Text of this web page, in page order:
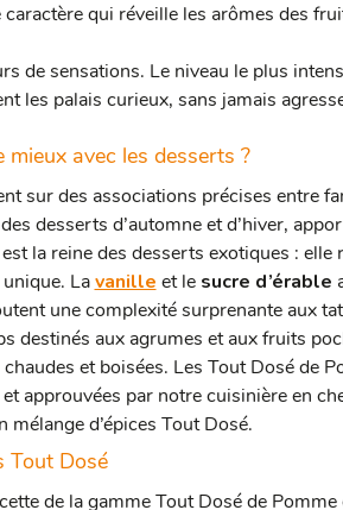
qui réveille les arômes des
de sensations. Le niveau le plus
les palais curieux, sans jamais
avec les desserts ?
sur des associations précises entre
desserts d’automne et d’hiver,
est la reine des desserts exotiques :
Lavanille et le sucre d’érable
une complexité surprenante aux
destinés aux agrumes et aux fruits
et boisées. Les Tout Dosé de
approuvées par notre cuisinière en
d’épices Tout Dosé.
Tout Dosé
de la gamme Tout Dosé de